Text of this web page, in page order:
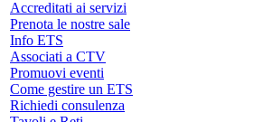
Accreditati ai servizi
Prenota le nostre sale
Info ETS
Associati a CTV
Promuovi eventi
Come gestire un ETS
Richiedi consulenza